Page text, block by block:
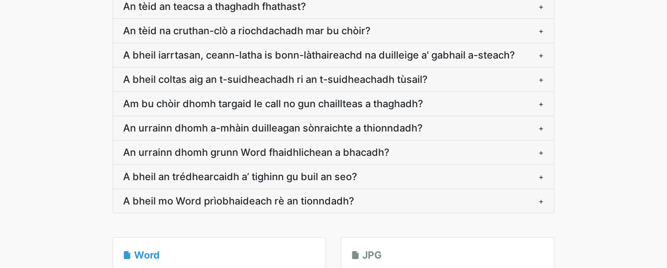
An tèid an teacsa a thaghadh fhathast? +
An tèid na cruthan-clò a riochdachadh mar bu chòir? +
A bheil iarrtasan, ceann-latha is bonn-làthaireachd na duilleige a' gabhail a-steach? +
A bheil coltas aig an t-suidheachadh ri an t-suidheachadh tùsail? +
Am bu chòir dhomh targaid le call no gun chaillteas a thaghadh? +
An urrainn dhomh a-mhàin duilleagan sònraichte a thionndadh? +
An urrainn dhomh grunn Word fhaidhlichean a bhacadh? +
A bheil an trédhearcaidh a’ tighinn gu buil an seo? +
A bheil mo Word prìobhaideach rè an tionndadh? +
Word JPG